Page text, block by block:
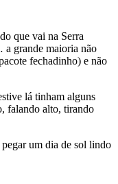
que vai na Serra
grande maioria não
fechadinho) e não
lá tinham alguns
falando alto, tirando
um dia de sol lindo